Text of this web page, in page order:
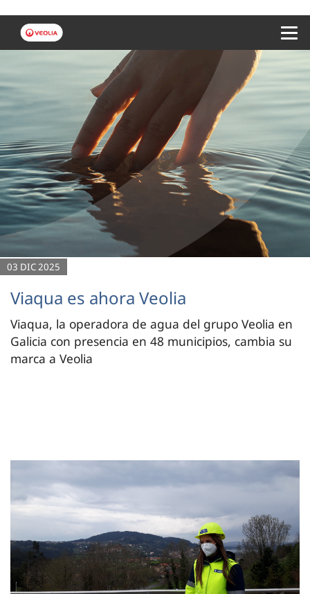
03 DIC 2025
Viaqua es ahora Veolia
Viaqua, la operadora de agua del grupo Veolia en
Galicia con presencia en 48 municipios, cambia su
marca a Veolia